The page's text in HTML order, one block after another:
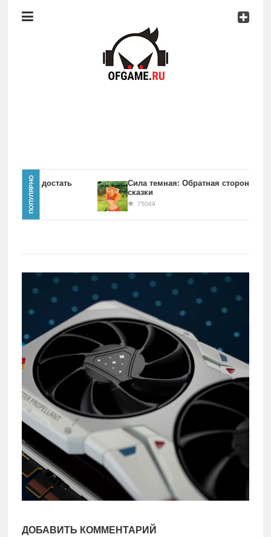
Консоли
Главная
игры
Мобильное
Культовые
игры
ПОПУЛЯРНО
Как достать
Сила темная: Обратная сторона
сказки
75049
ДОБАВИТЬ КОММЕНТАРИЙ